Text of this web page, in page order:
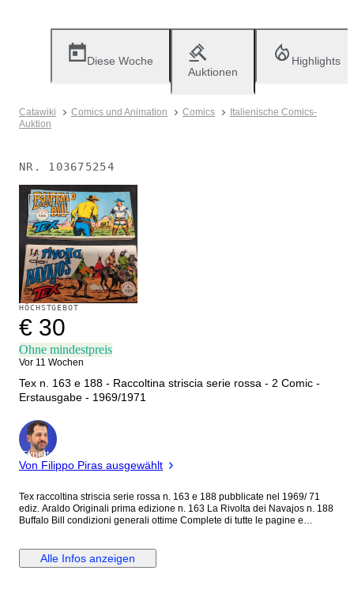
Diese Woche
Auktionen
Highlights
Catawiki Comics und Animation Comics
Italienische Comics-
Auktion
NR. 103675254
Verkauft
HÖCHSTGEBOT
€ 30
Ohne mindestpreis
Vor 11 Wochen
Tex n. 163 e 188 - Raccoltina striscia serie rossa - 2 Comic -
Erstausgabe - 1969/1971
Experte
Von Filippo Piras ausgewählt
Tex raccoltina striscia serie rossa n. 163 e 188 pubblicate nel 1969/ 71
ediz. Araldo Originali prima edizione n. 163 La Rivolta dei Navajos n. 188
Buffalo Bill condizioni generali ottime Complete di tutte le pagine e
Alle Infos anzeigen